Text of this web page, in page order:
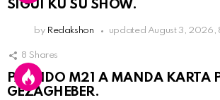
SIGUI KU SU SHOW.
by Redakshon updated August 3, 2026,
8 Shares
PARTIDO M21 A MANDA KARTA
GEZAGHEBER.